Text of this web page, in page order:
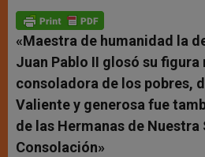
p
p
g
e
r
o
k
«Maestra de humanidad la
Juan Pablo II glosó su
consoladora de los pobres,
Valiente y generosa fue
de las Hermanas de Nuestra
Consolación»